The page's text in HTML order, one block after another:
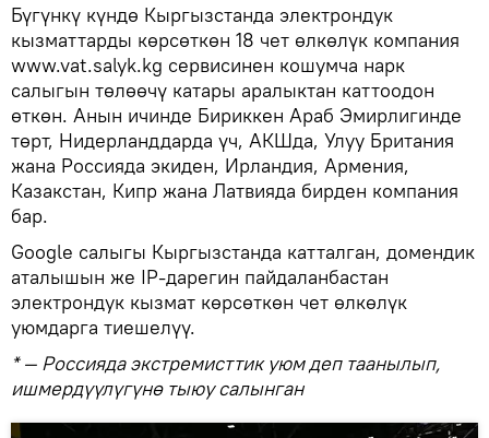
Бүгүнкү күндө Кыргызстанда электрондук
кызматтарды көрсөткөн 18 чет өлкөлүк компания
www.vat.salyk.kg сервисинен кошумча нарк
салыгын төлөөчү катары аралыктан каттоодон
өткөн. Анын ичинде Бириккен Араб Эмирлигинде
төрт, Нидерланддарда үч, АКШда, Улуу Британия
жана Россияда экиден, Ирландия, Армения,
Казакстан, Кипр жана Латвияда бирден компания
бар.
Google салыгы Кыргызстанда катталган, домендик
аталышын же IP-дарегин пайдаланбастан
электрондук кызмат көрсөткөн чет өлкөлүк
уюмдарга тиешелүү.
* — Россияда экстремисттик уюм деп таанылып,
ишмердүүлүгүнө тыюу салынган